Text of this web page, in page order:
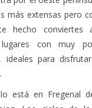
más extensas pero
hecho conviertes
lugares con muy
ideales para
Los cielos de la